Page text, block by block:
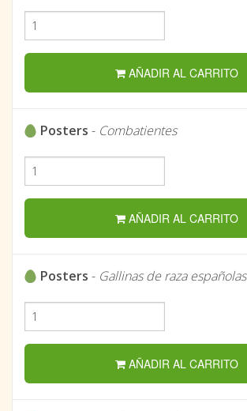
AÑADIR AL CARRITO
Posters - Combatientes
AÑADIR AL CARRITO
Posters - Gallinas de raza españolas
AÑADIR AL CARRITO